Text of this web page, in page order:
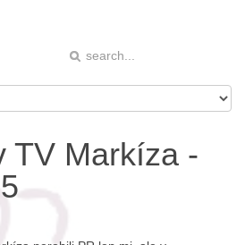
TV Markíza -